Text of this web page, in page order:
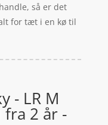
så er det
for tæt i en kø til
- LR M
fra 2 år -